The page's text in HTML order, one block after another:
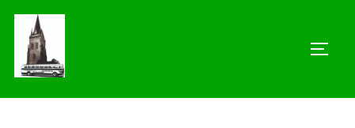
Zum
Inhalt
springen